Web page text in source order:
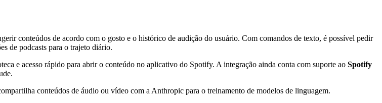
conteúdos de acordo com o gosto e o histórico de audição do usuário. Com comandos de texto, é possível pedir
de podcasts para o trajeto diário.
e acesso rápido para abrir o conteúdo no aplicativo do Spotify. A integração ainda conta com suporte ao Spotify
conteúdos de áudio ou vídeo com a Anthropic para o treinamento de modelos de linguagem.